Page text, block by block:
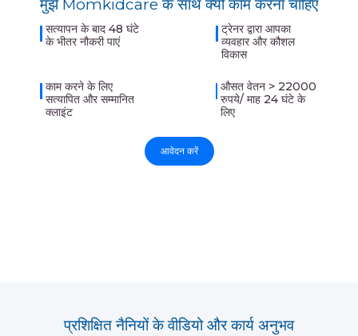
मुझे Momkidcare के साथ क्यों काम करना चाहिए
सत्यापन के बाद 48 घंटे
के भीतर नौकरी पाएं
ट्रेनर द्वारा आपका
व्यवहार और कौशल
विकास
काम करने के लिए
सत्यापित और सम्मानित
क्लाइंट
औसत वेतन > 22000
रुपये/ माह 24 घंटे के
लिए
आवेदन करें
प्रशिक्षित नैनियों के वीडियो और कार्य अनुभव